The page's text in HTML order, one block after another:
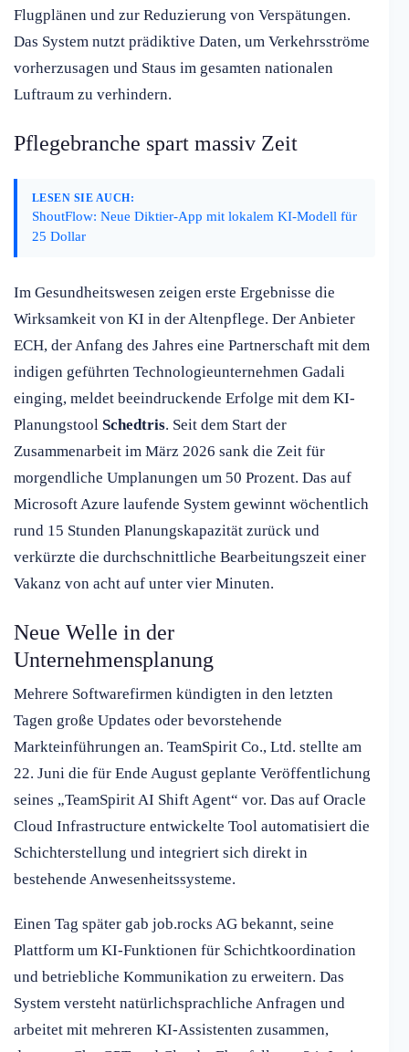
Flugplänen und zur Reduzierung von Verspätungen.
Das System nutzt prädiktive Daten, um Verkehrsströme
vorherzusagen und Staus im gesamten nationalen
Luftraum zu verhindern.
Pflegebranche spart massiv Zeit
LESEN SIE AUCH:
ShoutFlow: Neue Diktier-App mit lokalem KI-Modell für
25 Dollar
Im Gesundheitswesen zeigen erste Ergebnisse die
Wirksamkeit von KI in der Altenpflege. Der Anbieter
ECH, der Anfang des Jahres eine Partnerschaft mit dem
indigen geführten Technologieunternehmen Gadali
einging, meldet beeindruckende Erfolge mit dem KI-
Planungstool Schedtris. Seit dem Start der
Zusammenarbeit im März 2026 sank die Zeit für
morgendliche Umplanungen um 50 Prozent. Das auf
Microsoft Azure laufende System gewinnt wöchentlich
rund 15 Stunden Planungskapazität zurück und
verkürzte die durchschnittliche Bearbeitungszeit einer
Vakanz von acht auf unter vier Minuten.
Neue Welle in der
Unternehmensplanung
Mehrere Softwarefirmen kündigten in den letzten
Tagen große Updates oder bevorstehende
Markteinführungen an. TeamSpirit Co., Ltd. stellte am
22. Juni die für Ende August geplante Veröffentlichung
seines „TeamSpirit AI Shift Agent“ vor. Das auf Oracle
Cloud Infrastructure entwickelte Tool automatisiert die
Schichterstellung und integriert sich direkt in
bestehende Anwesenheitssysteme.
Einen Tag später gab job.rocks AG bekannt, seine
Plattform um KI-Funktionen für Schichtkoordination
und betriebliche Kommunikation zu erweitern. Das
System versteht natürlichsprachliche Anfragen und
arbeitet mit mehreren KI-Assistenten zusammen,